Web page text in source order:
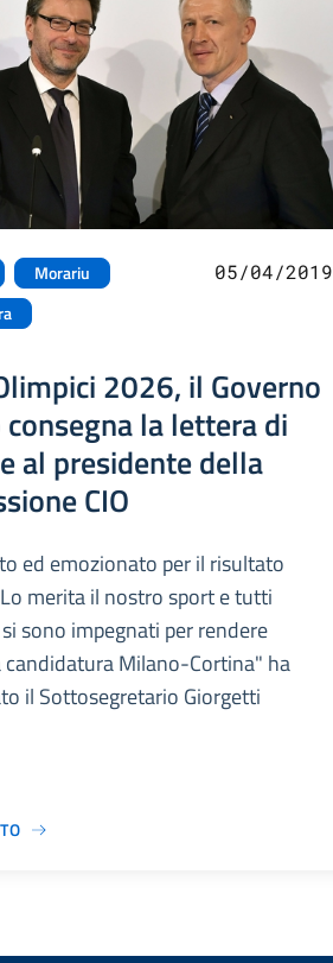
Morariu
05/04/2019
2026, il Governo
la lettera di
al presidente della
CIO
ed emozionato per il risultato
merita il nostro sport e tutti
sono impegnati per rendere
candidatura Milano-Cortina" ha
il Sottosegretario Giorgetti